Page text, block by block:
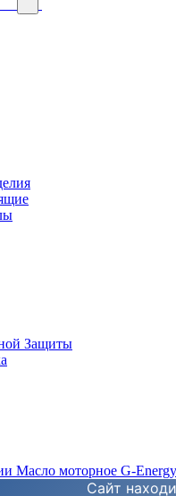
Защиты
Масло моторное G-Energy
Сайт